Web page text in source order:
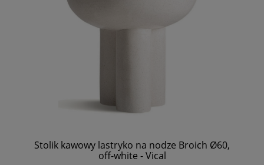
Stolik kawowy lastryko na nodze Broich Ø60,
off-white - Vical